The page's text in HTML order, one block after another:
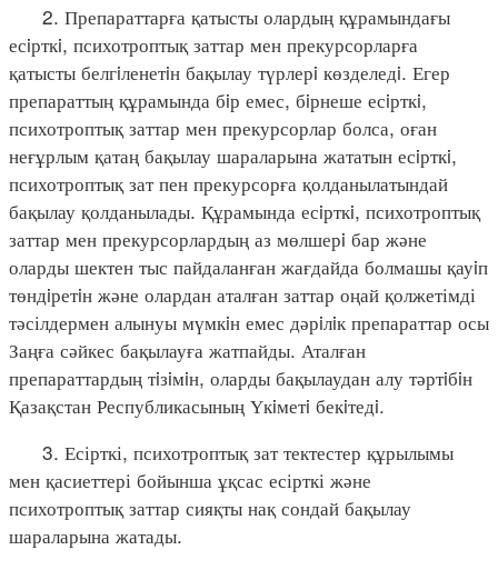
2. Препараттарға қатысты олардың құрамындағы
есiрткi, психотроптық заттар мен прекурсорларға
қатысты белгiленетiн бақылау түрлерi көзделедi. Егер
препараттың құрамында бiр емес, бiрнеше есiрткi,
психотроптық заттар мен прекурсорлар болса, оған
неғұрлым қатаң бақылау шараларына жататын есiрткi,
психотроптық зат пен прекурсорға қолданылатындай
бақылау қолданылады. Құрамында есiрткi, психотроптық
заттар мен прекурсорлардың аз мөлшерi бар және
оларды шектен тыс пайдаланған жағдайда болмашы қауiп
төндiретiн және олардан аталған заттар оңай қолжетімді
тәсілдермен алынуы мүмкiн емес дәрiлiк препараттар осы
Заңға сәйкес бақылауға жатпайды. Аталған
препараттардың тiзiмiн, оларды бақылаудан алу тәртiбiн
Қазақстан Республикасының Үкiметi бекiтедi.
3. Есірткі, психотроптық зат тектестер құрылымы
мен қасиеттері бойынша ұқсас есірткі және
психотроптық заттар сияқты нақ сондай бақылау
шараларына жатады.